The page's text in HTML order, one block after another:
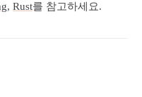
, Rust를 참고하세요.